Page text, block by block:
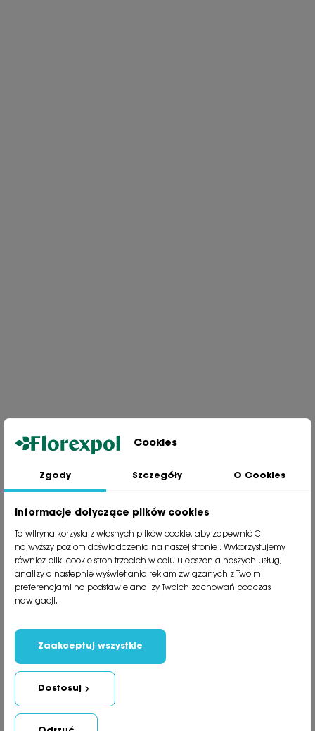
Jesteśmy wiodącą firmą wysyłkową roślin na terenie Polski. Od ponad
30 lat dzielimy się z naszymi Klientami naszą pasją, doświadczeniem i
81 533 23 05
phone81 533 30 50
phone 81 533 82 20
Polecane kategorie
Informacje
Social Media
Cookies
Zgody Szczegóły O Cookies
Informacje dotyczące plików cookies
Ta witryna korzysta z własnych plików cookie, aby zapewnić Ci
najwyższy poziom doświadczenia na naszej stronie . Wykorzystujemy
również pliki cookie stron trzecich w celu ulepszenia naszych usług,
analizy a nastepnie wyświetlania reklam związanych z Twoimi
preferencjami na podstawie analizy Twoich zachowań podczas
nawigacji.
Dostosuj
Zaakceptuj wszystkie